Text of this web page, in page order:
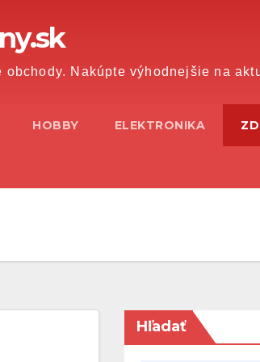
Nakúpte výhodnejšie na
HOBBY ELEKTRONIKA
Hľadať